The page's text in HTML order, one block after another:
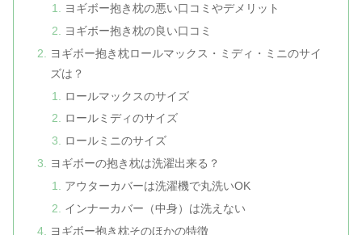
ヨギボー抱き枕の悪い口コミやデメリット
ヨギボー抱き枕の良い口コミ
ヨギボー抱き枕ロールマックス・ミディ・ミニのサイ
ズは？
ロールマックスのサイズ
ロールミディのサイズ
ロールミニのサイズ
ヨギボーの抱き枕は洗濯出来る？
アウターカバーは洗濯機で丸洗いOK
インナーカバー（中身）は洗えない
ヨギボー抱き枕そのほかの特徴